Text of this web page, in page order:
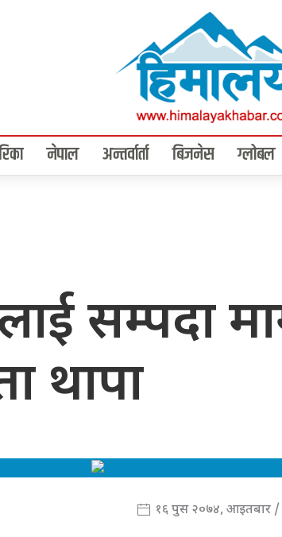
नेपाल अन्तर्वार्ता बिजनेस ग्लोबल
सम्पदा
थापा
१६ पुस २०७४, आइतबार